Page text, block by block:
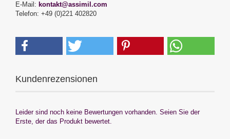
E-Mail: kontakt@assimil.com
Telefon: +49 (0)221 402820
Kundenrezensionen
Leider sind noch keine Bewertungen vorhanden. Seien Sie der
Erste, der das Produkt bewertet.